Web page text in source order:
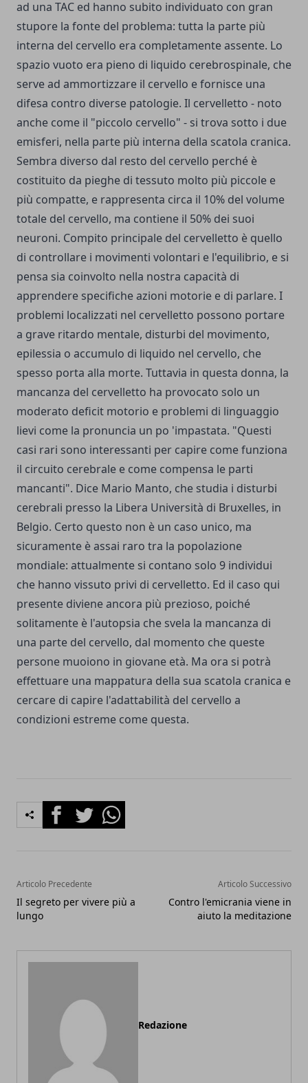
ad una TAC ed hanno subito individuato con gran
stupore la fonte del problema: tutta la parte più
interna del cervello era completamente assente. Lo
spazio vuoto era pieno di liquido cerebrospinale, che
serve ad ammortizzare il cervello e fornisce una
difesa contro diverse patologie. Il cervelletto - noto
anche come il "piccolo cervello" - si trova sotto i due
emisferi, nella parte più interna della scatola cranica.
Sembra diverso dal resto del cervello perché è
costituito da pieghe di tessuto molto più piccole e
più compatte, e rappresenta circa il 10% del volume
totale del cervello, ma contiene il 50% dei suoi
neuroni. Compito principale del cervelletto è quello
di controllare i movimenti volontari e l'equilibrio, e si
pensa sia coinvolto nella nostra capacità di
apprendere specifiche azioni motorie e di parlare. I
problemi localizzati nel cervelletto possono portare
a grave ritardo mentale, disturbi del movimento,
epilessia o accumulo di liquido nel cervello, che
spesso porta alla morte. Tuttavia in questa donna, la
mancanza del cervelletto ha provocato solo un
moderato deficit motorio e problemi di linguaggio
lievi come la pronuncia un po 'impastata. "Questi
casi rari sono interessanti per capire come funziona
il circuito cerebrale e come compensa le parti
mancanti". Dice Mario Manto, che studia i disturbi
cerebrali presso la Libera Università di Bruxelles, in
Belgio. Certo questo non è un caso unico, ma
sicuramente è assai raro tra la popolazione
mondiale: attualmente si contano solo 9 individui
che hanno vissuto privi di cervelletto. Ed il caso qui
presente diviene ancora più prezioso, poiché
solitamente è l'autopsia che svela la mancanza di
una parte del cervello, dal momento che queste
persone muoiono in giovane età. Ma ora si potrà
effettuare una mappatura della sua scatola cranica e
cercare di capire l'adattabilità del cervello a
condizioni estreme come questa.
FacebookTwitterWhatsapp
Articolo Precedente
Il segreto per vivere più a
lungo
Articolo Successivo
Contro l'emicrania viene in
aiuto la meditazione
Redazione